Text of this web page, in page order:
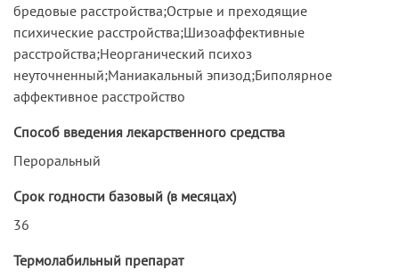
бредовые расстройства;Острые и преходящие
психические расстройства;Шизоаффективные
расстройства;Неорганический психоз
неуточненный;Маниакальный эпизод;Биполярное
аффективное расстройство
Способ введения лекарственного средства
Пероральный
Срок годности базовый (в месяцах)
36
Термолабильный препарат